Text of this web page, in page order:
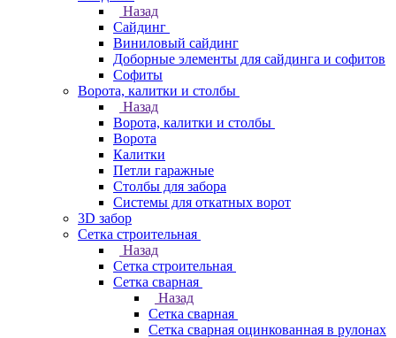
Назад
Сайдинг
Виниловый сайдинг
Доборные элементы для сайдинга и софитов
Софиты
Ворота, калитки и столбы
Назад
Ворота, калитки и столбы
Ворота
Калитки
Петли гаражные
Столбы для забора
Системы для откатных ворот
3D забор
Сетка строительная
Назад
Сетка строительная
Сетка сварная
Назад
Сетка сварная
Сетка сварная оцинкованная в рулонах